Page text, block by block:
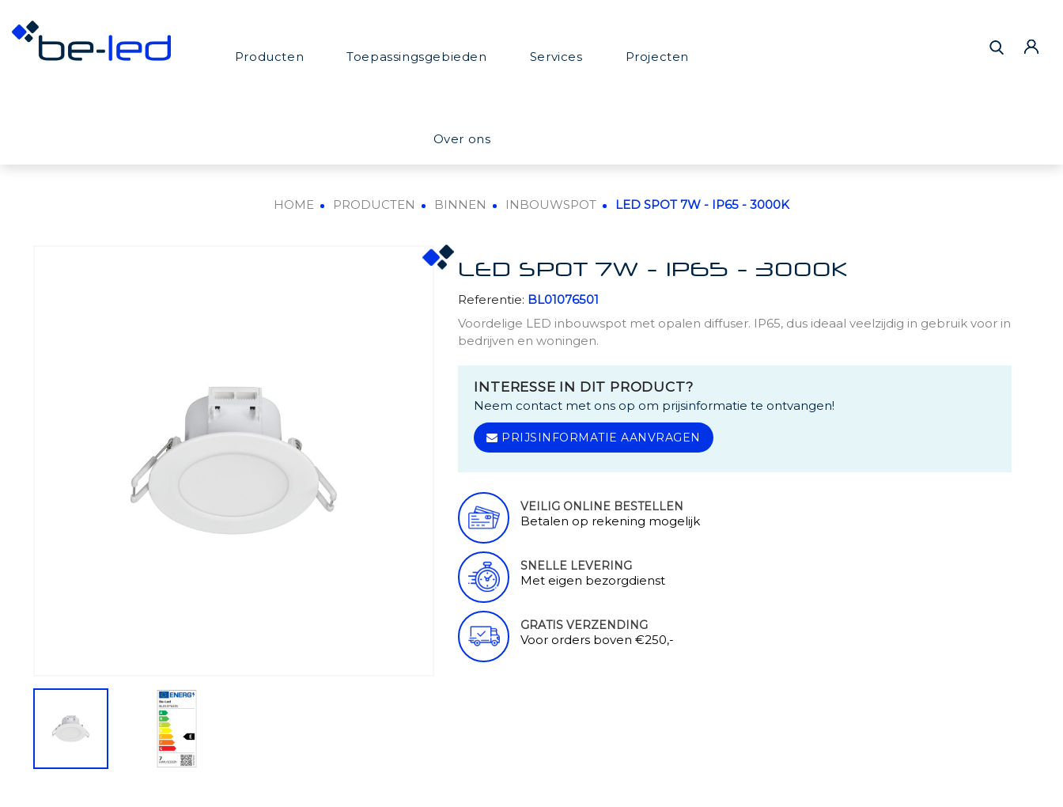
Producten Toepassingsgebieden Services Projecten
Over ons
HOME PRODUCTEN BINNEN INBOUWSPOT LED SPOT 7W - IP65 - 3000K
LED SPOT 7W - IP65 - 3000K
Referentie: BL01076501
Voordelige LED inbouwspot met opalen diffuser. IP65, dus ideaal veelzijdig in gebruik voor in
bedrijven en woningen.
INTERESSE IN DIT PRODUCT?
Neem contact met ons op om prijsinformatie te ontvangen!
PRIJSINFORMATIE AANVRAGEN
VEILIG ONLINE BESTELLEN
Betalen op rekening mogelijk
SNELLE LEVERING
Met eigen bezorgdienst
GRATIS VERZENDING
Voor orders boven €250,-